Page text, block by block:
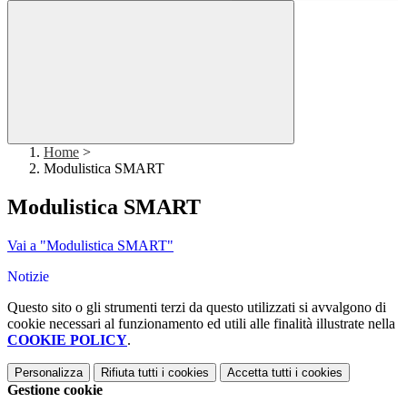
Home >
Modulistica SMART
Modulistica SMART
Vai a "Modulistica SMART"
Notizie
Questo sito o gli strumenti terzi da questo utilizzati si avvalgono di
cookie necessari al funzionamento ed utili alle finalità illustrate nella
COOKIE POLICY.
Personalizza Rifiuta tutti i cookies Accetta tutti i cookies
Gestione cookie